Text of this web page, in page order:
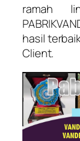
ramah
hasil
Client.